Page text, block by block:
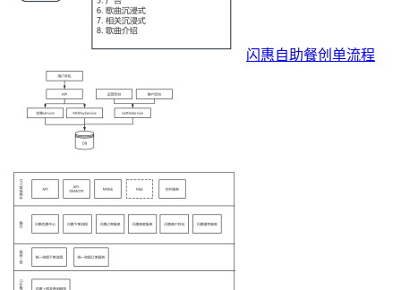
闪惠自助餐创单流程